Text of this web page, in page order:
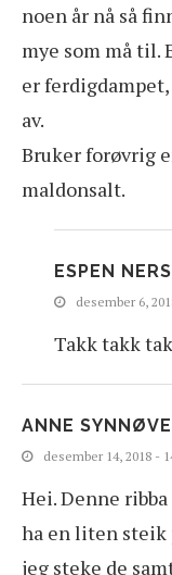
noen år nå så
mye som må til.
er
av.
Bruker forøvrig
maldonsalt.
ESPEN
desember 6,
Takk takk
ANNE
desember 14, 2018 -
Hei. Denne
ha en liten steik
jeg steke de